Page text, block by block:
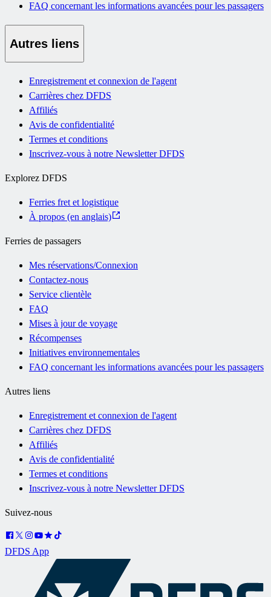
FAQ concernant les informations avancées pour les passagers
Autres liens
Enregistrement et connexion de l'agent
Carrières chez DFDS
Affiliés
Avis de confidentialité
Termes et conditions
Inscrivez-vous à notre Newsletter DFDS
Explorez DFDS
Ferries fret et logistique
À propos (en anglais)
Ferries de passagers
Mes réservations/Connexion
Contactez-nous
Service clientèle
FAQ
Mises à jour de voyage
Récompenses
Initiatives environnementales
FAQ concernant les informations avancées pour les passagers
Autres liens
Enregistrement et connexion de l'agent
Carrières chez DFDS
Affiliés
Avis de confidentialité
Termes et conditions
Inscrivez-vous à notre Newsletter DFDS
Suivez-nous
DFDS App